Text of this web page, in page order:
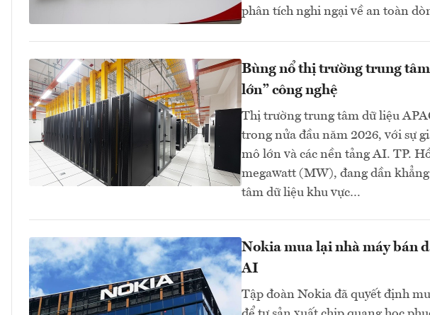
phân tích nghi ngại về an toàn
Bùng nổ thị trường trung
lớn” công nghệ
Thị trường trung tâm dữ liệu
trong nửa đầu năm 2026, với sự
mô lớn và các nền tảng AI. TP.
megawatt (MW), đang dần
tâm dữ liệu khu vực…
Nokia mua lại nhà máy bán
AI
Tập đoàn Nokia đã quyết định